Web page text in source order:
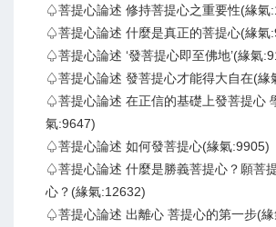
♤菩提心論述 修持菩提心之重要性(緣氣
♤菩提心論述 什麼是真正的菩提心(緣氣
♤菩提心論述 ‘發菩提心即至佛地’(緣氣
♤菩提心論述 發菩提心才能得大自在(緣
♤菩提心論述 在正信的基礎上發菩提心
氣:9647)
♤菩提心論述 如何發菩提心(緣氣:9905)
♤菩提心論述 什麼是勝義菩提心？願菩
心？(緣氣:12632)
♤菩提心論述 出離心 菩提心的第一步(